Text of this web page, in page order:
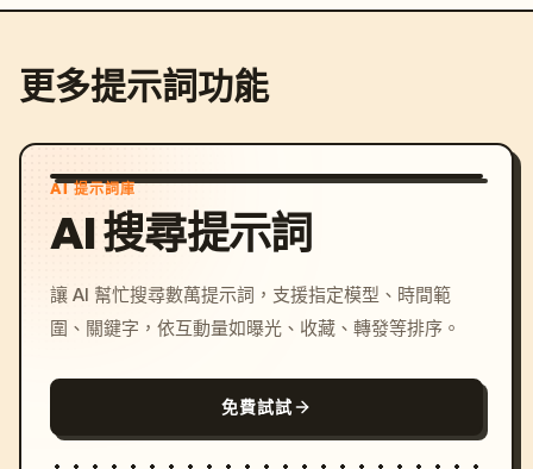
更多提示詞功能
AI 提示詞庫
AI 搜尋提示詞
讓 AI 幫忙搜尋數萬提示詞，支援指定模型、時間範
圍、關鍵字，依互動量如曝光、收藏、轉發等排序。
免費試試